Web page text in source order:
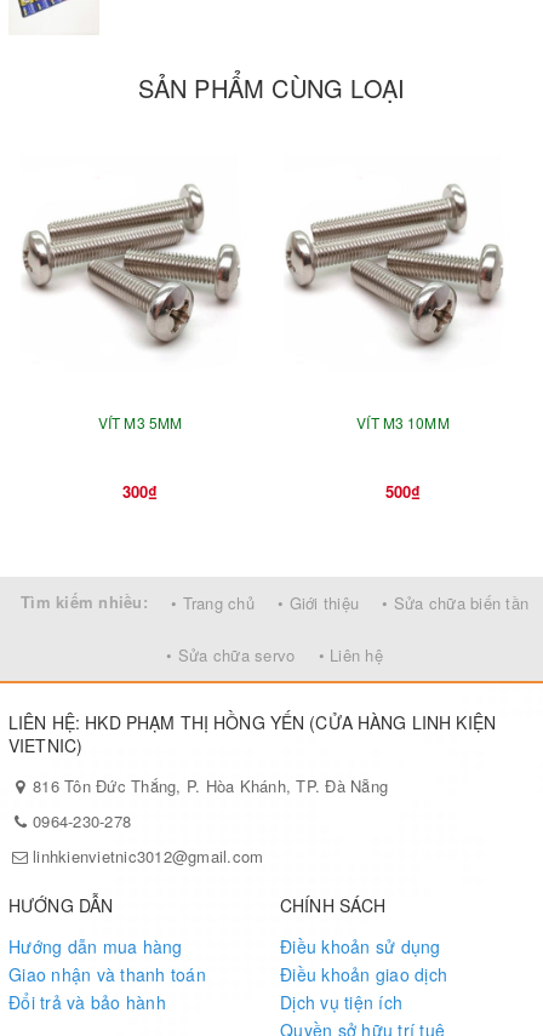
SẢN PHẨM CÙNG LOẠI
VÍT M3 5MM
300₫
VÍT M3 10MM
500₫
Tìm kiếm nhiều: • Trang chủ • Giới thiệu • Sửa chữa biến tần
• Sửa chữa servo • Liên hệ
LIÊN HỆ: HKD PHẠM THỊ HỒNG YẾN (CỬA HÀNG LINH KIỆN
VIETNIC)
816 Tôn Đức Thắng, P. Hòa Khánh, TP. Đà Nẵng
0964-230-278
linhkienvietnic3012@gmail.com
HƯỚNG DẪN
Hướng dẫn mua hàng
Giao nhận và thanh toán
Đổi trả và bảo hành
CHÍNH SÁCH
Điều khoản sử dụng
Điều khoản giao dịch
Dịch vụ tiện ích
Quyền sở hữu trí tuệ